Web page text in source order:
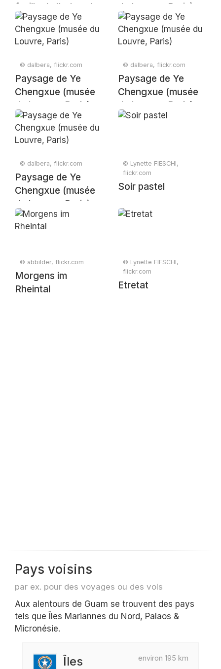
feuille de l'arbre de
l'Éveil (Musée du
Louvre, Paris)
du Louvre, Paris)
© dalbera, flickr.com
Paysage de Ye
Chengxue (musée
du Louvre, Paris)
© dalbera, flickr.com
Paysage de Ye
Chengxue (musée
du Louvre, Paris)
© dalbera, flickr.com
Paysage de Ye
Chengxue (musée
du Louvre, Paris)
© Lynette FIESCHI,
flickr.com
Soir pastel
© abbilder, flickr.com
Morgens im
Rheintal
© Lynette FIESCHI,
flickr.com
Etretat
Pays voisins
par ex. pour des voyages ou des vols
Aux alentours de Guam se trouvent des pays
tels que Îles Mariannes du Nord, Palaos &
Micronésie.
environ 195 km
Îles